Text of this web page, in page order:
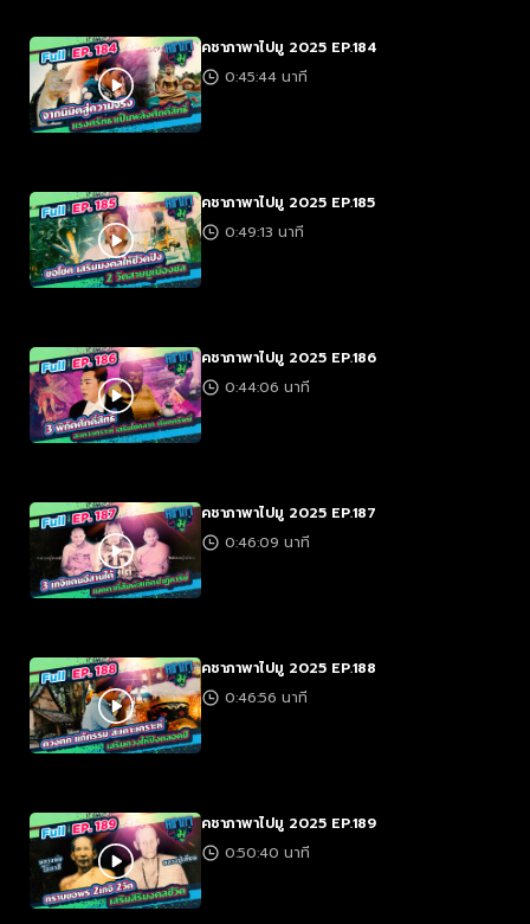
คชาภาพาไปมู 2025 EP.184
0:45:44 นาที
คชาภาพาไปมู 2025 EP.185
0:49:13 นาที
คชาภาพาไปมู 2025 EP.186
0:44:06 นาที
คชาภาพาไปมู 2025 EP.187
0:46:09 นาที
คชาภาพาไปมู 2025 EP.188
0:46:56 นาที
คชาภาพาไปมู 2025 EP.189
0:50:40 นาที